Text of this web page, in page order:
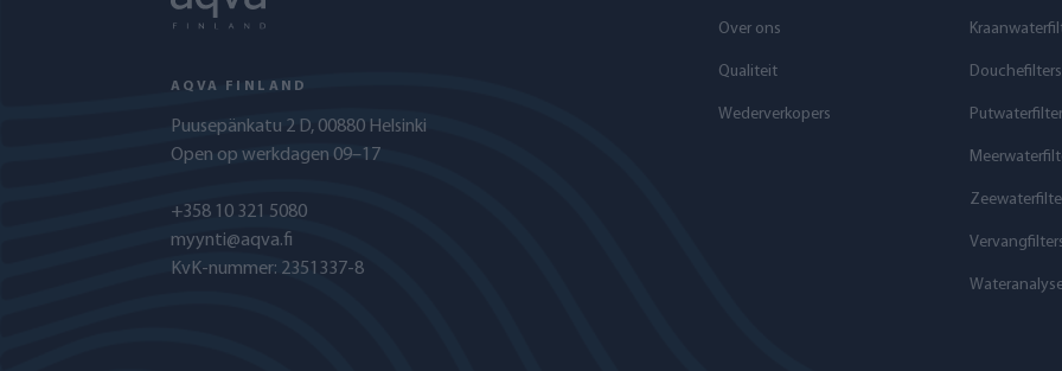
AQVA FINLAND
Puusepänkatu 2 D, 00880 Helsinki
Open op werkdagen 09–17
+358 10 321 5080
myynti@aqva.fi
KvK-nummer: 2351337-8
Over ons
Qualiteit
Wederverkopers
Douchefilters